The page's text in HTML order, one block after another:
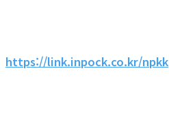
https://link.inpock.co.kr/npkk